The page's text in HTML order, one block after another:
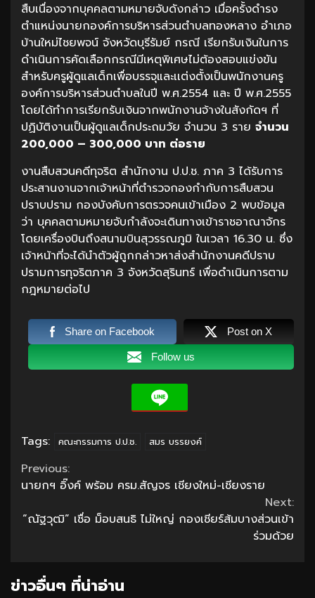
สืบเนื่องจากบุคคลตามหมายจับดังกล่าว เมื่อครั้งดำรง
ตำแหน่งนายกองค์การบริหารส่วนตำบลทองหลาง อำเภอ
บ้านใหม่ไชยพจน์ จังหวัดบุรีรัมย์ กรณี เรียกรับเงินในการ
ดำเนินการคัดเลือกกรณีมีเหตุพิเศษไม่ต้องสอบแข่งขัน
สำหรับครูผู้ดูแลเด็กเพื่อบรรจุและเเต่งตั้งเป็นพนักงานครู
องค์การบริหารส่วนตำบลในปี พ.ศ.2554 และ ปี พ.ศ.2555
โดยได้ทำการเรียกรับเงินจากพนักงานจ้างในสังกัดฯ ที่
ปฏิบัติงานเป็นผู้ดูแลเด็กประถมวัย จำนวน 3 ราย จำนวน
200,000 – 300,000 บาท ต่อราย
งานสืบสวนคดีทุจริต สำนักงาน ป.ป.ช. ภาค 3 ได้รับการ
ประสานงานจากเจ้าหน้าที่ตำรวจกองกำกับการสืบสวน
ปราบปราม กองบังคับการตรวจคนเข้าเมือง 2 พบข้อมูล
ว่า บุคคลตามหมายจับกำลังจะเดินทางเข้าราชอาณาจักร
โดยเครื่องบินถึงสนามบินสุวรรณภูมิ ในเวลา 16.30 น. ซึ่ง
เจ้าหน้าที่จะได้นำตัวผู้ถูกกล่าวหาส่งสำนักงานคดีปราบ
ปรามการทุจริตภาค 3 จังหวัดสุรินทร์ เพื่อดำเนินการตาม
กฎหมายต่อไป
Share on Facebook Post on X
Follow us
Tags: คณะกรรมการ ป.ป.ช. สมร บรรยงค์
Continue
Reading
Previous:
นายกฯ อิ๊งค์ พร้อม ครม.สัญจร เชียงใหม่-เชียงราย
Next:
“ณัฐวุฒิ” เชื่อ ม็อบสนธิ ไม่ใหญ่ กองเชียร์ส้มบางส่วนเข้า
ร่วมด้วย
ข่าวอื่นๆ ที่น่าอ่าน